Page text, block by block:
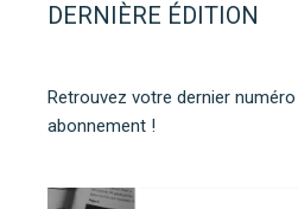
DERNIÈRE ÉDITION
Retrouvez votre dernier
abonnement !